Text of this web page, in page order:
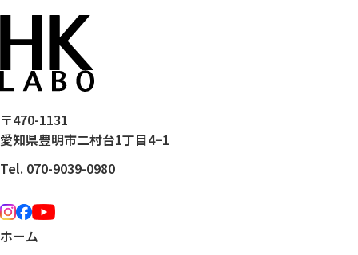
〒470-1131
愛知県豊明市二村台1丁目4−1
Tel. 070-9039-0980
ホーム